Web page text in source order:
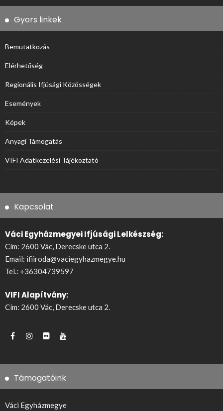
Gyors linkek
Bemutatkozás
Elérhetőség
Regionális Ifjúsági Közösségek
Események
Képek
Anyagi Támogatás
VIFI Adatkezelési Tájékoztató
Kapcsolat
Váci Egyházmegyei Ifjúsági Lelkészség:
Cím: 2600 Vác, Derecske utca 2.
Email: ifiiroda@vaciegyhazmegye.hu
Tel.: +36304739597
VIFI Alapítvány:
Cím: 2600 Vác, Derecske utca 2.
Támogatóink
Váci Egyházmegye